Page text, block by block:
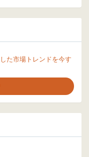
た市場トレンドを今す